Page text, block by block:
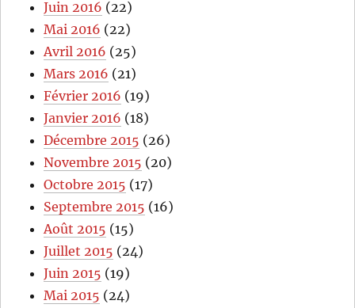
Juin 2016 (22)
Mai 2016 (22)
Avril 2016 (25)
Mars 2016 (21)
Février 2016 (19)
Janvier 2016 (18)
Décembre 2015 (26)
Novembre 2015 (20)
Octobre 2015 (17)
Septembre 2015 (16)
Août 2015 (15)
Juillet 2015 (24)
Juin 2015 (19)
Mai 2015 (24)